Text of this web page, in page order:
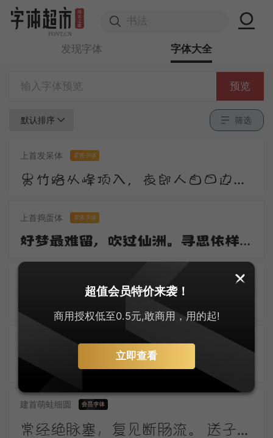
发现字体 字体大全
预览
默认排序 筛选
上首发呆体 零售字体
贵竹路从峰顶入，夜郎人自日边来。莺花夹道惊春老，雉堞连云向晚开。尺素屡题还屡掷，衡阳那有雁飞回。
上首捣蛋体 零售字体
好梦最难留，吹过仙洲。寻思依样到心头。去也无踪寻也惯，一桁红楼。
零售字体
建首萌蛙细圆
超值会员特价来袭！
商用授权低至0.5元,敢商用，用的起!
立即查看